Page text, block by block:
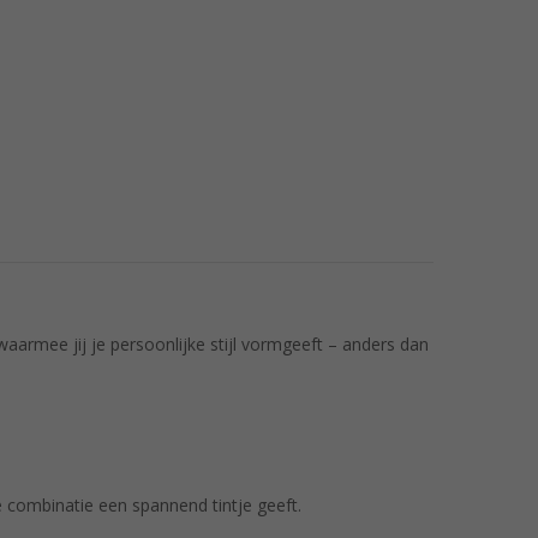
jij je persoonlijke stijl vormgeeft – anders dan
een spannend tintje geeft.